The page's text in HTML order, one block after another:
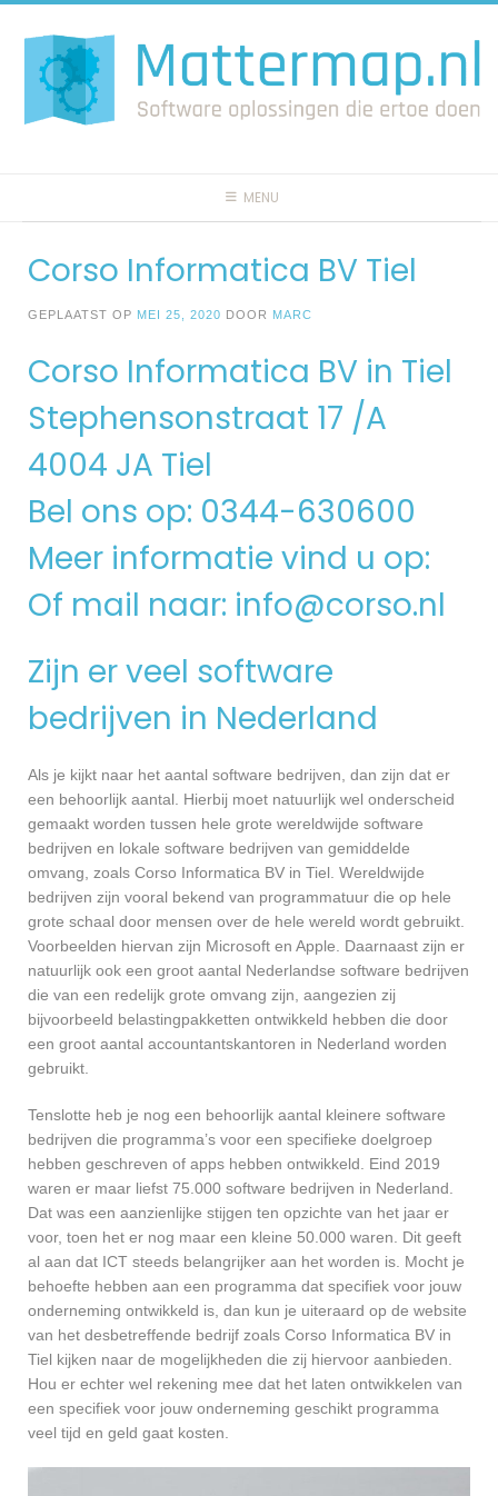
naar
inhoud
MENU
Corso Informatica BV Tiel
GEPLAATST OP MEI 25, 2020 DOOR MARC
Corso Informatica BV in Tiel
Stephensonstraat 17 /A
4004 JA Tiel
Bel ons op: 0344-630600
Meer informatie vind u op:
Of mail naar: info@corso.nl
Zijn er veel software
bedrijven in Nederland
Als je kijkt naar het aantal software bedrijven, dan zijn dat er
een behoorlijk aantal. Hierbij moet natuurlijk wel onderscheid
gemaakt worden tussen hele grote wereldwijde software
bedrijven en lokale software bedrijven van gemiddelde
omvang, zoals Corso Informatica BV in Tiel. Wereldwijde
bedrijven zijn vooral bekend van programmatuur die op hele
grote schaal door mensen over de hele wereld wordt gebruikt.
Voorbeelden hiervan zijn Microsoft en Apple. Daarnaast zijn er
natuurlijk ook een groot aantal Nederlandse software bedrijven
die van een redelijk grote omvang zijn, aangezien zij
bijvoorbeeld belastingpakketten ontwikkeld hebben die door
een groot aantal accountantskantoren in Nederland worden
gebruikt.
Tenslotte heb je nog een behoorlijk aantal kleinere software
bedrijven die programma’s voor een specifieke doelgroep
hebben geschreven of apps hebben ontwikkeld. Eind 2019
waren er maar liefst 75.000 software bedrijven in Nederland.
Dat was een aanzienlijke stijgen ten opzichte van het jaar er
voor, toen het er nog maar een kleine 50.000 waren. Dit geeft
al aan dat ICT steeds belangrijker aan het worden is. Mocht je
behoefte hebben aan een programma dat specifiek voor jouw
onderneming ontwikkeld is, dan kun je uiteraard op de website
van het desbetreffende bedrijf zoals Corso Informatica BV in
Tiel kijken naar de mogelijkheden die zij hiervoor aanbieden.
Hou er echter wel rekening mee dat het laten ontwikkelen van
een specifiek voor jouw onderneming geschikt programma
veel tijd en geld gaat kosten.